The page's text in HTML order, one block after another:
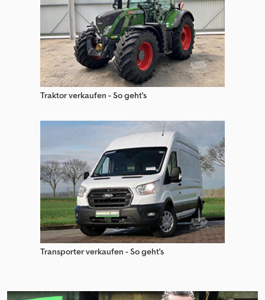
Traktor verkaufen - So geht's
Transporter verkaufen - So geht's